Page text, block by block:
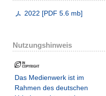
2022 [PDF 5.6 mb]
Nutzungshinweis
Das Medienwerk ist im
Rahmen des deutschen